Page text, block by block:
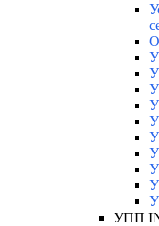
УПП